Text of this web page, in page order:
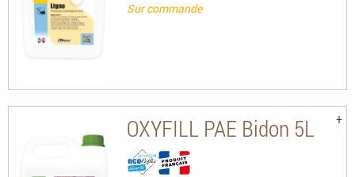
Sur commande
OXYFILL PAE Bidon 5L